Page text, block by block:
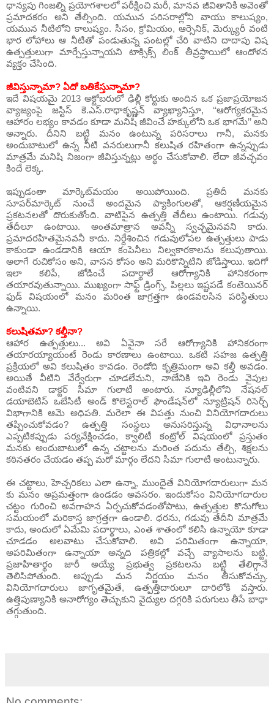
ధాన్యపు గింజల్ని ప్రయోగశాలలో పరీక్షించి మరీ, మానవ జీవితానికి అవెంతో
ప్రమాదకరం అని తేల్చింది. యమున పరిసరాల్లోని వాయు కాలుష్యం,
యమున నీటిలోని కాలుష్యం. సీసం, క్రోమియం, ఆర్సెనిక్, మెర్క్యురీ వంటి
భార లోహాలు ఆ నీటితో పండుతున్న పంటల్లో చేరి వాటిని దాదాపు విష
ఉత్పత్తులుగా మార్చేస్తున్నాయని టాక్సిక్స్ లింక్ తీవ్రస్థాయిలో ఆందోళన
వ్యక్తం చేసింది.
జీవిస్తున్నామా? ఏదో బతికేస్తున్నామా?
ఇదే విషయమై 2013 అక్టోబరులో ఢిల్లీ కోర్టుకు అందిన ఒక ప్రజాప్రయోజన
వ్యాజ్యంపై జస్టిస్ కె.ఎస్.రాధాకృష్ణన్ వ్యాఖ్యానిస్తూ, ‘‘ఆరోగ్యకరమైన
ఆహారం లభ్యం కావడం కూడా మనిషి జీవించే హక్కులోని ఒక భాగమే’’ అని
అన్నారు. దీనిని బట్టి మనం ఉంటున్న పరిసరాలు గానీ, మనకు
అందుబాటులో ఉన్న నీటి వనరులుగానీ కలుషిత రహితంగా ఉన్నప్పుడు
మాత్రమే మనిషి నిజంగా జీవిస్తున్నట్లు అర్థం చేసుకోవాలి. లేదా జీవచ్ఛవం
కిందే లెక్క.
ఇప్పుడంతా మార్కెట్‌మయం అయిపోయింది. ప్రతిదీ మనకు
సూపర్‌మార్కెట్ నుంచే అందమైన ప్యాకింగులతో, ఆకర్షణీయమైన
ప్రకటనలతో దొరుకుతోంది. వాటిపైన ఉత్పత్తి తేదీలు ఉంటాయి. గడువు
తేదీలూ ఉంటాయి. అంతమాత్రాన అవన్నీ స్వచ్ఛమైనవని కాదు.
ప్రమాదరహితమైనవనీ కాదు. నిర్దేశించిన గడువులోపల ఉత్పత్తులు పాడు
కాకుండా ఉండడానికి ఆయా కంపెనీలు నిల్వకారకాలను కలుపుతాయి.
అలాగే రుచికోసం అని, వాసన కోసం అని మరికొన్నిటిని జోడిస్తాయి. ఇదిగో
ఇలా కలిపే, జోడించే పదార్థాలే ఆరోగ్యానికి హానికరంగా
తయారవుతున్నాయి. ముఖ్యంగా సాఫ్ట్ డ్రింగ్స్, పిల్లలు ఇష్టపడే కంటెయినర్
ఫుడ్ విషయంలో మనం మరింత జాగ్రత్తగా ఉండవలసిన పరిస్థితులు
ఉన్నాయి.
కలుషితమా? కల్తీనా?
ఆహార ఉత్పత్తులు... అవి ఏవైనా సరే ఆరోగ్యానికి హానికరంగా
తయారయ్యాయంటే రెండు కారణాలు ఉంటాయి. ఒకటి సహజ ఉత్పత్తి
ప్రక్రియలో అవి కలుషితం కావడం. రెండోది కృత్రిమంగా అవి కల్తీ అవడం.
అయితే వీటిని వేర్వేరుగా చూడలేమని, నాణేనికి ఇవి రెండు వైపుల
వంటివని డాక్టర్ సీమా గులాటీ అంటారు. న్యూఢిల్లీలోని నేషనల్
డయాబెటిస్ ఒబేసిటీ అండ్ కొలెస్టరాల్ ఫౌండేషన్‌లో న్యూట్రిషన్ రిసెర్చ్
విభాగానికి ఆమె అధిపతి. మరెలా ఈ విపత్తు నుంచి వినియోగదారులు
తప్పించుకోవడం? ఉత్పత్తి సంస్థలు అనుసరిస్తున్న విధానాలను
ఎప్పటికప్పుడు పర్యవేక్షించడం, క్వాలిటీ కంట్రోల్ విషయంలో ప్రస్తుతం
మనకు అందుబాటులో ఉన్న చట్టాలను మరింత పదును తేల్చి, శిక్షలను
కఠినతరం చేయడం తప్ప మరో మార్గం లేదని సీమా గులాటీ అంటున్నారు.
ఈ చట్టాలు, హెచ్చరికలు ఎలా ఉన్నా, ముందైతే వినియోగదారులుగా మన
కు మనం అప్రమత్తంగా ఉండడం అవసరం. ఇందుకోసం వినియోగదారుల
చట్టం గురించి అవగాహన ఏర్పచుకోవడంతోపాటు, ఉత్పత్తుల కొనుగోలు
సమయంలో మరికాస్త జాగ్రత్తగా ఉండాలి. ధరను, గడువు తేదీని మాత్రమే
కాదు, అందులో ఏమేమి పదార్థాలు, ఎంత శాతంలో కలిసి ఉన్నాయో కూడా
చూడడం అలవాటు చేసుకోవాలి. అవి పరిమితంగా ఉన్నాయా,
అపరిమితంగా ఉన్నాయా అన్నది పత్రికల్లో వచ్చే వ్యాసాలను బట్టి,
ప్రజాహితార్థం జారీ అయ్యే ప్రభుత్వ ప్రకటలను బట్టి తేలిగ్గానే
తెలిసిపోతుంది. అప్పుడు మన నిర్ణయం మనం తీసుకోవచ్చు.
వినియోగదారులు జాగృతమైతే, ఉత్పత్తిదారులూ దారిలోకి వస్తారు.
ఉత్తిపుణ్యానికి అనారోగ్యం తెచ్చుకుని వైద్యుల దగ్గరికి పరుగులు తీసే బాధా
తగ్గుతుంది.